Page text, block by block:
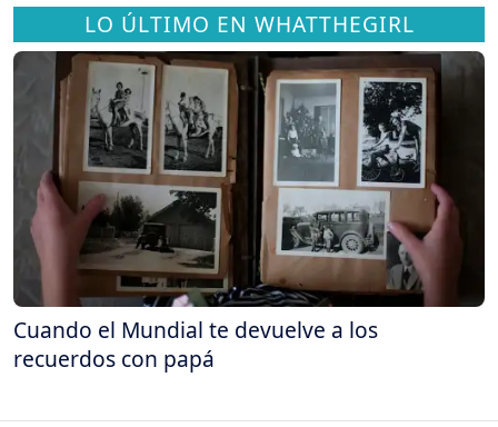
LO ÚLTIMO EN WHATTHEGIRL
Cuando el Mundial te devuelve a los
recuerdos con papá